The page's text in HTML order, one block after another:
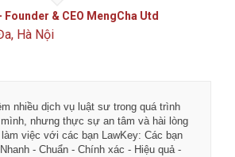
Founder & CEO MengCha Utd
Hà Nội
nhiều dịch vụ luật sư trong quá trình
mình, nhưng thực sự an tâm và hài lòng
việc với các bạn LawKey: Các bạn
- Chuẩn - Chính xác - Hiệu quả -